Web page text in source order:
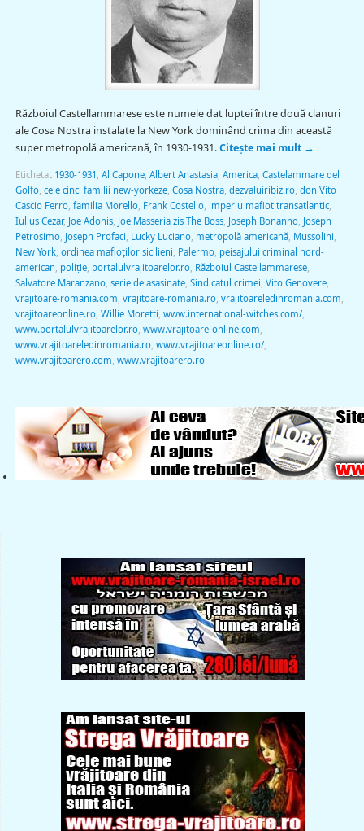
Războiul Castellammarese este numele dat luptei între două clanuri
ale Cosa Nostra instalate la New York dominând crima din această
super metropolă americană, în 1930-1931.Citește mai mult →
Etichetat 1930-1931 Al Capone, Albert Anastasia, America, Castelammare del
Golfo, cele cinci familii new-yorkeze, Cosa Nostra, dezvaluiribiz.ro, don Vito
Cascio Ferro, familia Morello, Frank Costello, imperiu mafiot transatlantic,
Iulius Cezar, Joe Adonis, Joe Masseria zis The Boss, Joseph Bonanno, Joseph
Petrosimo, Joseph Profaci Lucky Luciano, metropolă americană, Mussolini
New York, ordinea mafioţilor sicilieni Palermo, peisajului criminal nord-
american poliţie, portalulvrajitoarelor.ro, Războiul Castellammarese,
Salvatore Maranzano, serie de asasinate, Sindicatul crimei Vito Genovere,
vrajitoare-romania.com vrajitoare-romania.ro, vrajitoareledinromania.com
vrajitoareonline.ro, Willie Moretti www.international-witches.com/,
www.portalulvrajitoarelor.ro, www.vrajitoare-online.com
www.vrajitoareledinromania.ro, www.vrajitoareonline.ro/,
www.vrajitoarero.com www.vrajitoarero.ro